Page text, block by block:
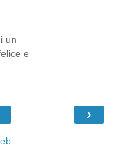
un
e
›